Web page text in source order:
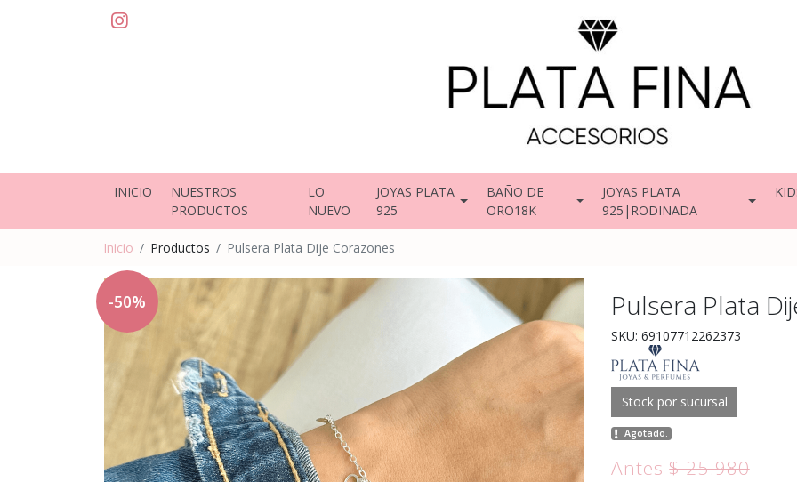
INICIO
NUESTROS
PRODUCTOS
LO
NUEVO
JOYAS PLATA
925
BAÑO DE
ORO18K
JOYAS PLATA
925|RODINADA
Inicio Productos Pulsera Plata Dije Corazones
-50% Pulsera Plata
SKU: 69107712262373
Stock por sucursal
Agotado.
Antes$ 25.980